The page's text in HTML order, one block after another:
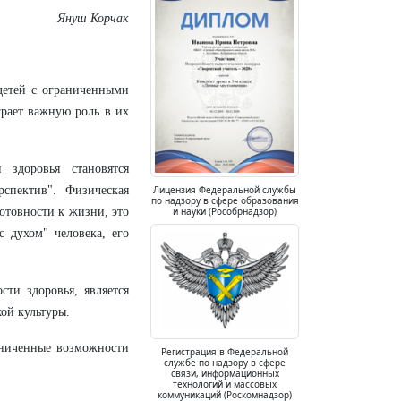
Януш Корчак
с ограниченными
важную роль в их
становятся
Физическая
к жизни, это
духом" человека, его
здоровья, является
культуры.
возможности
Лицензия Федеральной службы
по надзору в сфере образования
и науки (Рособрнадзор)
Регистрация в Федеральной
службе по надзору в сфере
связи, информационных
технологий и массовых
коммуникаций (Роскомнадзор)